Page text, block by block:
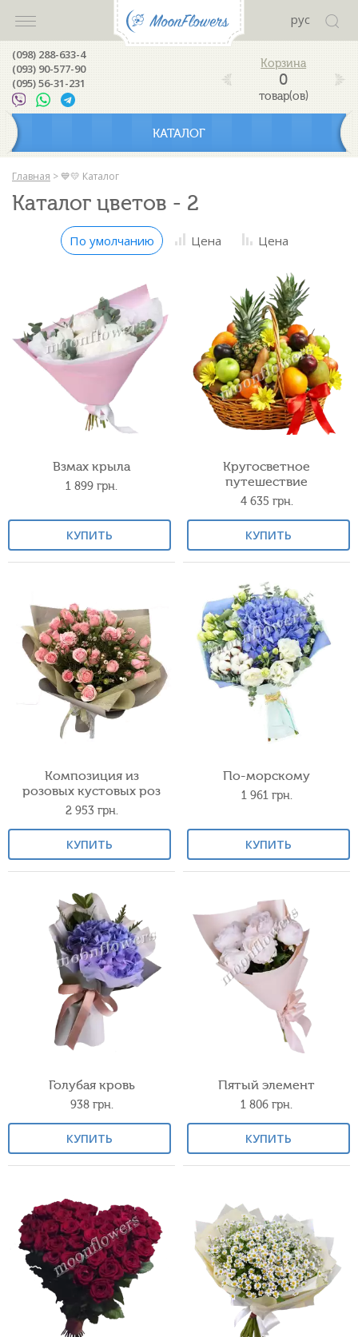
рус
(098) 288-633-4
(093) 90-577-90
(095) 56-31-231
0
товар(ов)
КАТАЛОГ
Главная > 💙💛 Каталог
Каталог цветов - 2
По умолчанию Цена Цена
Взмах крыла
1 899 грн.
КУПИТЬ
Кругосветное
путешествие
4 635 грн.
КУПИТЬ
Композиция из
розовых кустовых роз
2 953 грн.
КУПИТЬ
По-морскому
1 961 грн.
КУПИТЬ
Голубая кровь
938 грн.
КУПИТЬ
Пятый элемент
1 806 грн.
КУПИТЬ